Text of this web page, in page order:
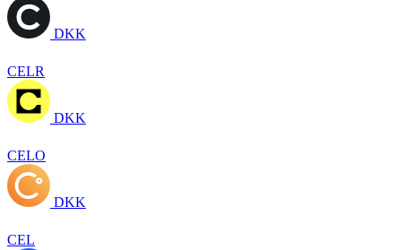
DKK
CELR
DKK
CELO
DKK
CEL